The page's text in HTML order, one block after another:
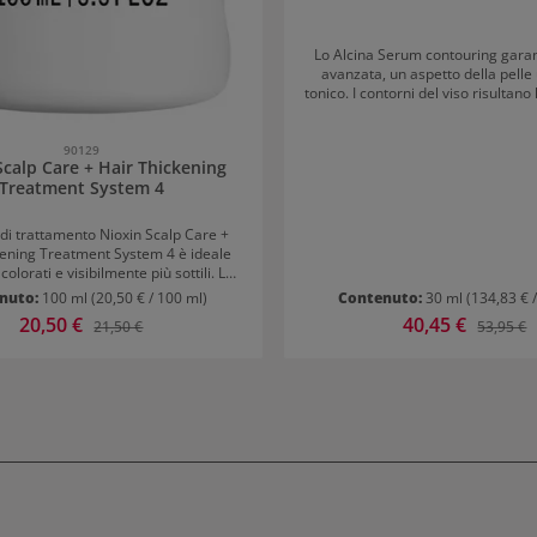
90129
Care + Hair Thickening
Treatment System 4
trattamento Nioxin Scalp Care +
Treatment System 4 è ideale
e visibilmente più sottili. La
rinfresca il cuoio capelluto e
immediatamente più volume,
pienezza a ogni singolo capello.
100 ml(20,50 € / 100 ml)
Prezzo di vendita:
20,50 € Prezzo normale:
21,50 €
Lo Alcina Serum contouring
avanzata, un aspetto della
tonico. I contorni del viso risultano
Contenuto: 30 ml(134,83 €
Prezzo di vendita:
40,45 € Prezzo
53,95 €